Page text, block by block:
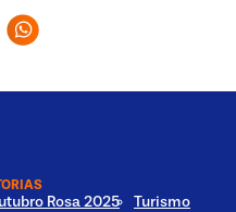
Media
Social Media
Whatsapp Social Media
Rosa 2025
Turismo